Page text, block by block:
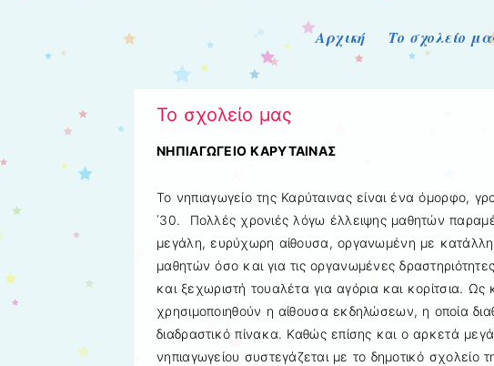
Μενού
Μετάβαση στο περιεχόμενοΑρχική Το σχολείο
Το σχολείο μας
ΝΗΠΙΑΓΩΓΕΙΟ ΚΑΡΥΤΑΙΝΑΣ
Το νηπιαγωγείο της Καρύταινας είναι ένα όμορφο,
΄30. Πολλές χρονιές λόγω έλλειψης μαθητών
μεγάλη, ευρύχωρη αίθουσα, οργανωμένη με
μαθητών όσο και για τις οργανωμένες
και ξεχωριστή τουαλέτα για αγόρια και κορίτσια.
χρησιμοποιηθούν η αίθουσα εκδηλώσεων, η οποία
διαδραστικό πίνακα. Καθώς επίσης και ο αρκετά
νηπιαγωγείου συστεγάζεται με το δημοτικό σχολείο